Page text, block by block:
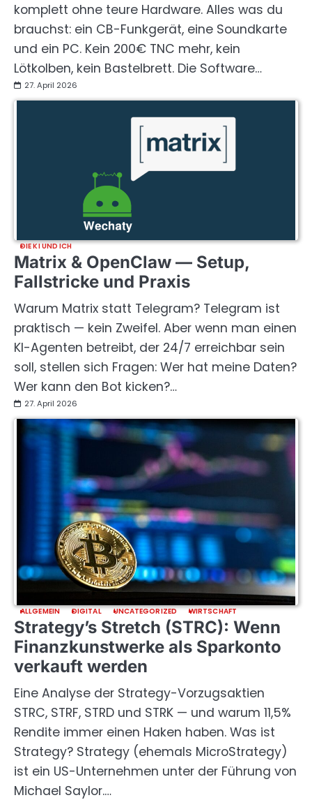
komplett ohne teure Hardware. Alles was du
brauchst: ein CB-Funkgerät, eine Soundkarte
und ein PC. Kein 200€ TNC mehr, kein
Lötkolben, kein Bastelbrett. Die Software…
27. April 2026
DIE KI UND ICH
Matrix & OpenClaw — Setup,
Fallstricke und Praxis
Warum Matrix statt Telegram? Telegram ist
praktisch — kein Zweifel. Aber wenn man einen
KI-Agenten betreibt, der 24/7 erreichbar sein
soll, stellen sich Fragen: Wer hat meine Daten?
Wer kann den Bot kicken?…
27. April 2026
ALLGEMEIN DIGITAL UNCATEGORIZED WIRTSCHAFT
Strategy’s Stretch (STRC): Wenn
Finanzkunstwerke als Sparkonto
verkauft werden
Eine Analyse der Strategy-Vorzugsaktien
STRC, STRF, STRD und STRK — und warum 11,5%
Rendite immer einen Haken haben. Was ist
Strategy? Strategy (ehemals MicroStrategy)
ist ein US-Unternehmen unter der Führung von
Michael Saylor.…